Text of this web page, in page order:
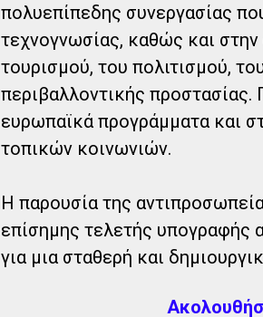
πολυεπίπεδης συνεργασίας
τεχνογνωσίας, καθώς και
τουρισμού, του πολιτισμού,
περιβαλλοντικής
ευρωπαϊκά προγράμματα και
τοπικών κοινωνιών.
Η παρουσία της
επίσημης τελετής υπογραφής
για μια σταθερή και